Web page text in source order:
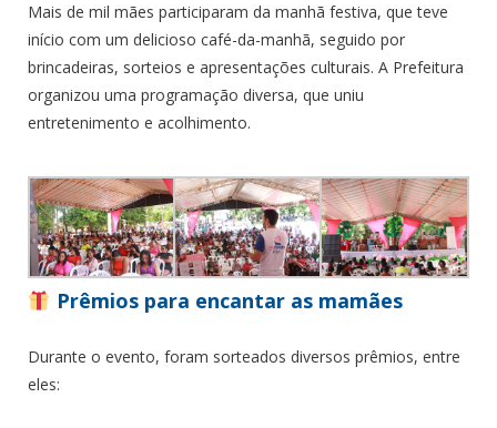
Mais de mil mães participaram da manhã festiva, que teve
início com um delicioso café-da-manhã, seguido por
brincadeiras, sorteios e apresentações culturais. A Prefeitura
organizou uma programação diversa, que uniu
entretenimento e acolhimento.
Prêmios para encantar as mamães
Durante o evento, foram sorteados diversos prêmios, entre
eles: